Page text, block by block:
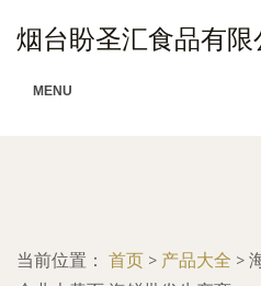
烟台盼圣汇食品有限
MENU
当前位置： 首页 > 产品大全 >